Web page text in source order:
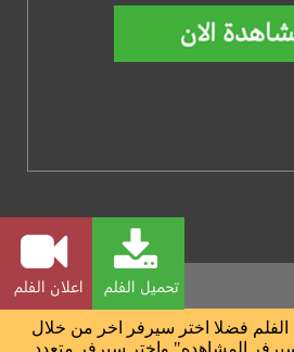
تحميل الفلم اعلان الفلم
فضلا اختر سيرفر اخر من خلال
المشاهده" واختر سيرفر متعدد